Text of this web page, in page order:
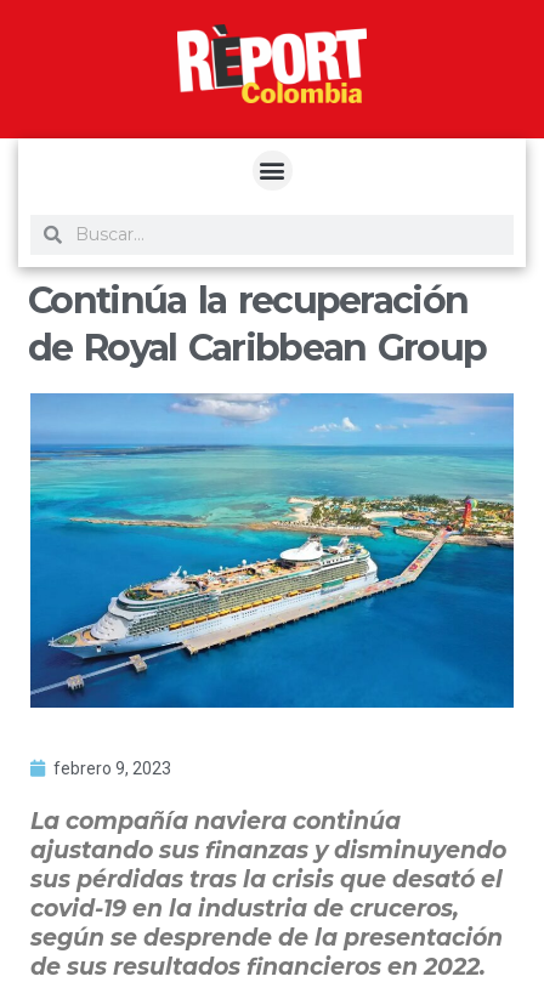
Continúa la recuperación
de Royal Caribbean Group
febrero 9, 2023
La compañía naviera continúa
ajustando sus finanzas y disminuyendo
sus pérdidas tras la crisis que desató el
covid-19 en la industria de cruceros,
según se desprende de la presentación
de sus resultados financieros en 2022.